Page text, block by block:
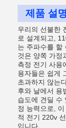
제품 설
우리의 선불한
로 설계되고,
는 주파수를 할
것은 양쪽 가정
측정 전기 사용
용자들은 쉽게
초과하지 않는
후와 날에서 용
습도에 견딜 수
정 능력으로,
적 전기 220v
입니다.